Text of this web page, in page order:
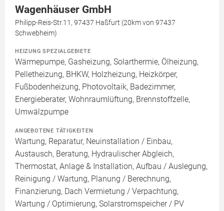
Wagenhäuser GmbH
Philipp-Reis-Str.11, 97437 Haßfurt (20km von 97437
Schwebheim)
HEIZUNG SPEZIALGEBIETE
Wärmepumpe, Gasheizung, Solarthermie, Ölheizung,
Pelletheizung, BHKW, Holzheizung, Heizkörper,
Fußbodenheizung, Photovoltaik, Badezimmer,
Energieberater, Wohnraumlüftung, Brennstoffzelle,
Umwälzpumpe
ANGEBOTENE TÄTIGKEITEN
Wartung, Reparatur, Neuinstallation / Einbau,
Austausch, Beratung, Hydraulischer Abgleich,
Thermostat, Anlage & Installation, Aufbau / Auslegung,
Reinigung / Wartung, Planung / Berechnung,
Finanzierung, Dach Vermietung / Verpachtung,
Wartung / Optimierung, Solarstromspeicher / PV